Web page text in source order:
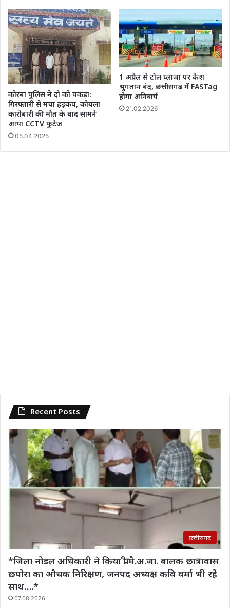
कोरबा पुलिस ने दो को पकड़ा:
गिरफ्तारी से मचा हड़कंप, कोयला
कारोबारी की मौत के बाद सामने
आया CCTV फुटेज
05.04.2025
1 अप्रैल से टोल प्लाजा पर कैश
भुगतान बंद, छत्तीसगढ़ में FASTag
होगा अनिवार्य
21.02.2026
Recent Posts
छत्तीसगढ
*जिला नोडल अधिकारी ने किया प्री.मै.अ.जा. बालक छात्रावास
छपोरा का औचक निरिक्षण, जनपद अध्यक्ष कवि वर्मा भी रहे
साथ….*
07.08.2026